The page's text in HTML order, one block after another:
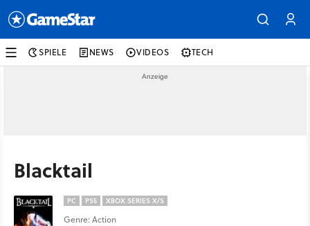
SPIELE NEWS VIDEOS TECH
Blacktail
PC PS5 XBOX SERIES X/S
Genre: Action